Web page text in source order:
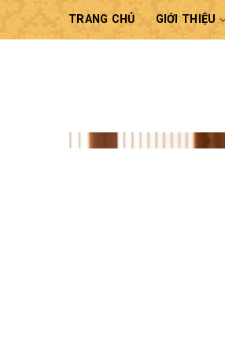
Skip
TRANG CHỦ GIỚI THIỆU